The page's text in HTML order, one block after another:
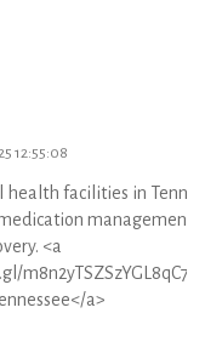
12:55:08
facilities in
management,
<a
a>